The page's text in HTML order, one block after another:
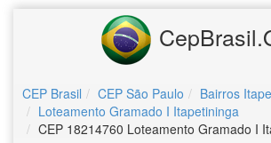
CEP Brasil CEP São Paulo
Bairros
Loteamento Gramado I Itapetininga
CEP 18214760 Loteamento Gramado I